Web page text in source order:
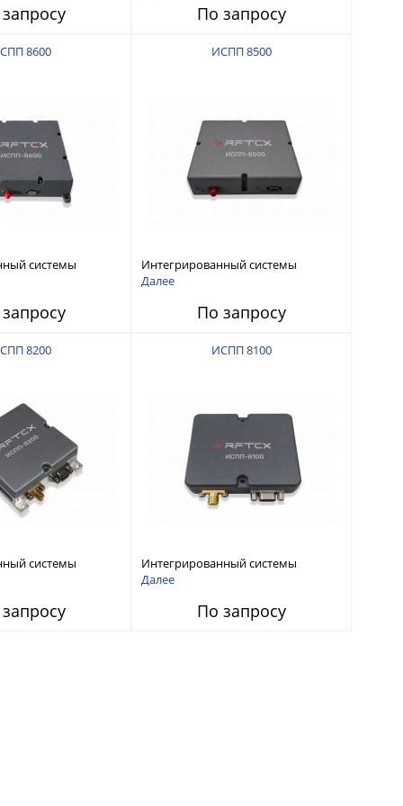
По запросу
8600
системы
помех RFТех
ИСПП 8500
Интегрированный системы
защиты от ГНСС-помех RFТех
Далее
По запросу
8200
системы
помех RFТех
ИСПП 8100
Интегрированный системы
защиты от ГНСС-помех RFТех
Далее
По запросу